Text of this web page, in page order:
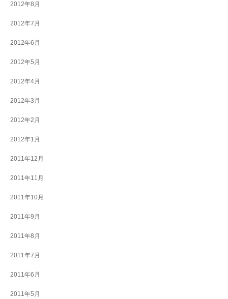
2012年8月
2012年7月
2012年6月
2012年5月
2012年4月
2012年3月
2012年2月
2012年1月
2011年12月
2011年11月
2011年10月
2011年9月
2011年8月
2011年7月
2011年6月
2011年5月